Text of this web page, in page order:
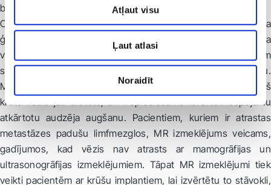
Atļaut visu
Ļaut atlasi
Noraidīt
bijusi terapijas efektivitāte.
Otra liela grupa pacientu, kam vajadzētu veikt MR krūtīm - ja
ģenētiski konstatēts BRCA1 vai BRCA2 gēns, kas nozīmē, ka
vēzis varētu tikt ''pārmantots'' - šādā gadījumā arī jaunām
sievietēm būtu labi profilaktiskos nolūkos veikt izmeklējumu.
MR izmeklējums būtu jāveic arī, lai izvērtētu rētas, ja iepriekš
krūts vēzis jau ārstēts, un nepieciešams izvērtēt iespējamu
atkārtotu audzēja augšanu. Pacientiem, kuriem ir atrastas
metastāzes padušu limfmezglos, MR izmeklējums veicams,
gadījumos, kad vēzis nav atrasts ar mamogrāfijas un
ultrasonogrāfijas izmeklējumiem. Tāpat MR izmeklējumi tiek
veikti pacientēm ar krūšu implantiem, lai izvērtētu to stāvokli,